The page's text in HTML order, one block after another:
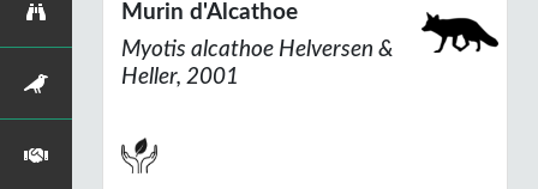
Murin d'Alcathoe
Myotis alcathoe Helversen &
Heller, 2001